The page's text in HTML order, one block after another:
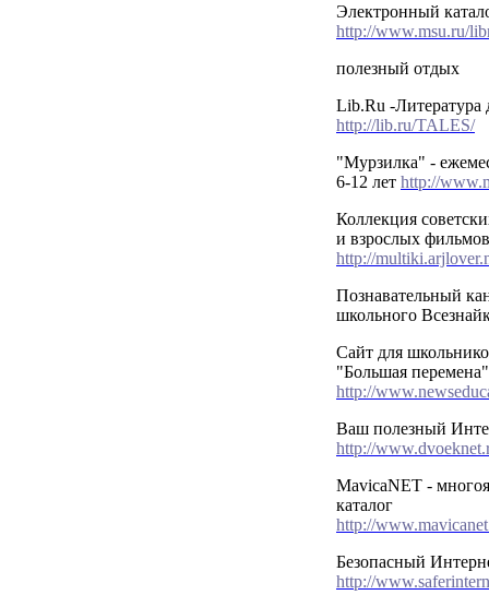
Электронный
http://www.msu.ru/
полезный отдых
Lib.Ru -Литература
http://lib.ru/TALES/
"Мурзилка" -
6-12 лет http://
Коллекция
и взрослых
http://
Познавательный
школьного
Сайт для
"Большая перемена"
http://
Ваш полезный
http://
MavicaNET -
каталог
http://
Безопасный
http://